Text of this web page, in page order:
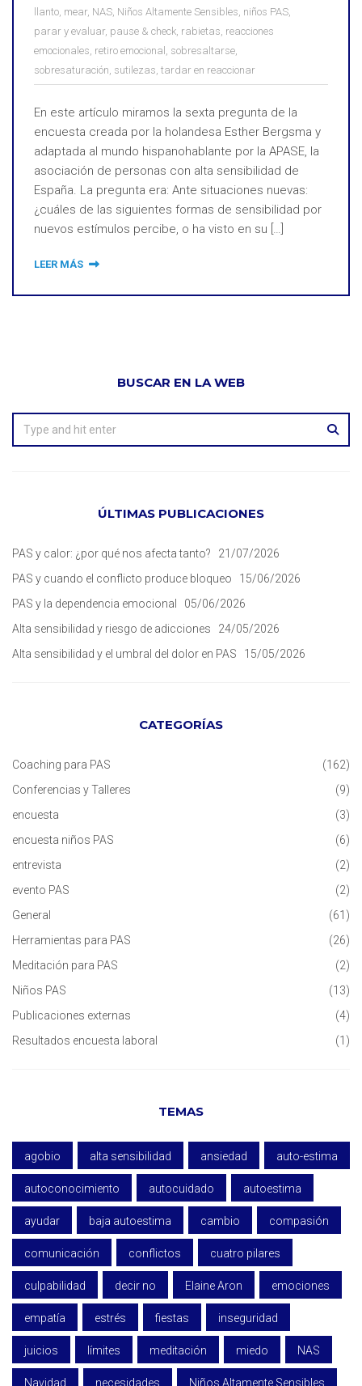
llanto, mear, NAS, Niños Altamente Sensibles, niños PAS,
parar y evaluar, pause & check, rabietas, reacciones
emocionales, retiro emocional , sobresaltarse,
sobresaturación, sutilezas, tardar en reaccionar
En este artículo miramos la sexta pregunta de la
encuesta creada por la holandesa Esther Bergsma y
adaptada al mundo hispanohablante por la APASE, la
asociación de personas con alta sensibilidad de
España. La pregunta era: Ante situaciones nuevas:
¿cuáles de las siguientes formas de sensibilidad por
nuevos estímulos percibe, o ha visto en su […]
LEER MÁS
BUSCAR EN LA WEB
ÚLTIMAS PUBLICACIONES
PAS y calor: ¿por qué nos afecta tanto?
21/07/2026
PAS y cuando el conflicto produce bloqueo
15/06/2026
PAS y la dependencia emocional
05/06/2026
Alta sensibilidad y riesgo de adicciones
24/05/2026
Alta sensibilidad y el umbral del dolor en PAS
15/05/2026
CATEGORÍAS
Coaching para PAS
(162)
Conferencias y Talleres
(9)
encuesta
(3)
encuesta niños PAS
(6)
entrevista
(2)
evento PAS
(2)
General
(61)
Herramientas para PAS
(26)
Meditación para PAS
(2)
Niños PAS
(13)
Publicaciones externas
(4)
Resultados encuesta laboral
(1)
TEMAS
agobio alta sensibilidad ansiedad auto-estima
autoconocimiento autocuidado autoestima
ayudar baja autoestima cambio compasión
comunicación conflictos cuatro pilares
culpabilidad decir no Elaine Aron emociones
empatía estrés fiestas inseguridad
juicios límites meditación miedo NAS
Navidad necesidades Niños Altamente Sensibles